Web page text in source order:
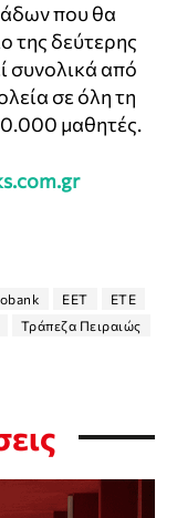
που θα
της δεύτερης
συνολικά από
σε όλη τη
μαθητές.
ΕΕΤ
ΕΤΕ
Τράπεζα Πειραιώς